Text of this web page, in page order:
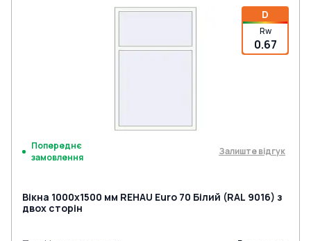
D
Rw
0.67
Попереднє
замовлення
Залиште відгук
Вікна 1000x1500 мм REHAU Euro 70 Білий (RAL 9016) з
двох сторін